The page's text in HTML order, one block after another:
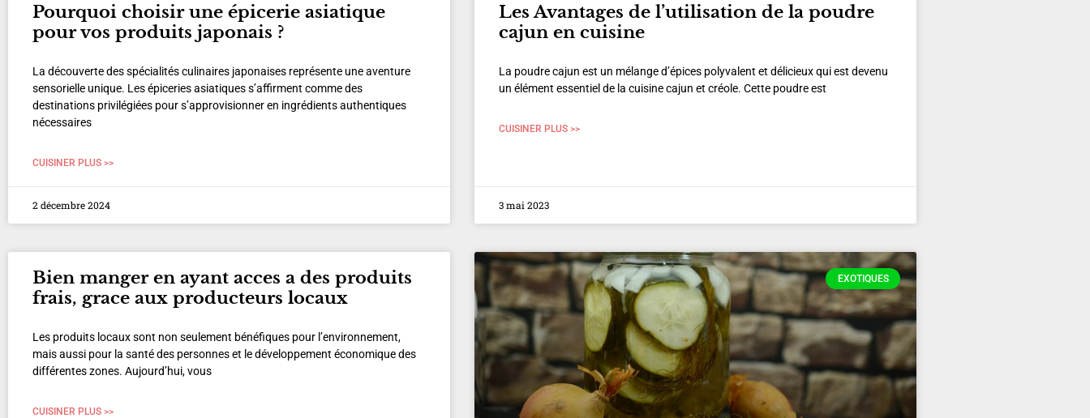
Pourquoi choisir une épicerie asiatique
pour vos produits japonais ?
La découverte des spécialités culinaires japonaises représente une aventure
sensorielle unique. Les épiceries asiatiques s’affirment comme des
destinations privilégiées pour s’approvisionner en ingrédients authentiques
nécessaires
CUISINER PLUS >>
2 décembre 2024
Les Avantages de l’utilisation de la poudre
cajun en cuisine
La poudre cajun est un mélange d’épices polyvalent et délicieux qui est devenu
un élément essentiel de la cuisine cajun et créole. Cette poudre est
CUISINER PLUS >>
3 mai 2023
Bien manger en ayant acces a des produits
frais, grace aux producteurs locaux
Les produits locaux sont non seulement bénéfiques pour l’environnement,
mais aussi pour la santé des personnes et le développement économique des
différentes zones. Aujourd’hui, vous
CUISINER PLUS >>
EXOTIQUES